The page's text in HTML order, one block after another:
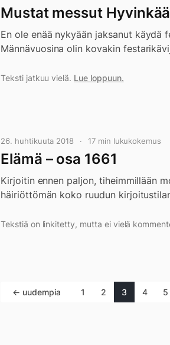
Mustat messut
En ole enää nykyään jaksanut käydä
Männävuosina olin kovakin
Teksti jatkuu vielä. Lue loppuun.
26. huhtikuuta 2018 17 min lukukokemus
Elämä – osa 1661
Kirjoitin ennen paljon, tiheimmillään
häiriöttömän koko ruudun
Tekstiä on linkitetty, mutta ei vielä
← uudempia 1 2 3 4 5